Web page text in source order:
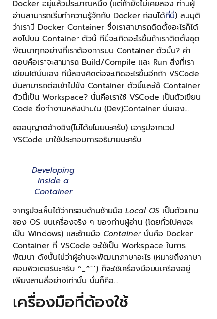
Docker อยู่แล้วประมาณหนึ่ง (แต่ถ้ายังไม่เคยลอง ท่านผู้
อ่านสามารถเริ่มทำความรู้จักกับ Docker ก่อนได้ที่นี่) สมมุติ
ว่าเรามี Docker Container ซึ่งเราสามารถติดตั้งอะไรก็ได้
ลงไปบน Container ตัวนี้ ทีนี้จะเกิดอะไรขึ้นถ้าเราติดตั้งชุด
พัฒนาทุกอย่างที่เราต้องการบน Container ตัวนั้น? คำ
ตอบคือเราจะสามารถ Build/Compile และ Run สิ่งที่เรา
เขียนได้นั่นเอง ทีนี้ลองคิดต่อจะเกิดอะไรขึ้นอีกถ้า VSCode
มันสามารถต่อเข้าไปยัง Container ตัวนี้และใช้ Container
ตัวนี้เป็น Workspace? นั่นคือเราใช้ VSCode เป็นตัวเขียน
Code ซึ่งทำงานหลังบ้านใน (Dev)Container นั่นเอง…
ขออนุญาตอ้างอิง(ไม่ได้ขโมยนะครับ) เอารูปจากเวป
VSCode มาใช้ประกอบการอธิบายนะครับ
Developing
inside a
Container
จากรูปจะเห็นได้ว่ากรอบด้านซ้ายมือ Local OS เป็นตัวแทน
ของ OS บนเครื่องจริง ๆ ของท่านผู้อ่าน (โดยทั่วไปคงจะ
เป็น Windows) และซ้ายมือ Containerนั่นคือ Docker
Container ที่ VSCode จะใช้เป็น Workspace ในการ
พัฒนา ดังนั้นไม่ว่าผู้อ่านจะพัฒนาภาษาอะไร (หมายถึงภาษา
คอมพิวเตอร์นะครับ ^_^’’’) ก็จะใช้เครื่องมือบนเครื่องอยู่
เพียงสามสี่อย่างเท่านั้น นั่นก็คือ…
เครื่องมือที่ต้องใช้